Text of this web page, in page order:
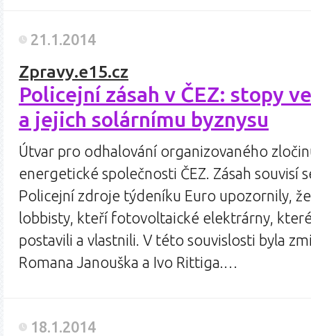
21.1.2014
Zpravy.e15.cz
Policejní zásah v ČEZ: stopy
a jejich solárnímu byznysu
Útvar pro odhalování organizovaného
energetické společnosti ČEZ. Zásah souvisí
Policejní zdroje týdeníku Euro upozornily,
lobbisty, kteří fotovoltaické elektrárny,
postavili a vlastnili. V této souvislosti byla
Romana Janouška a Ivo Rittiga.…
18.1.2014